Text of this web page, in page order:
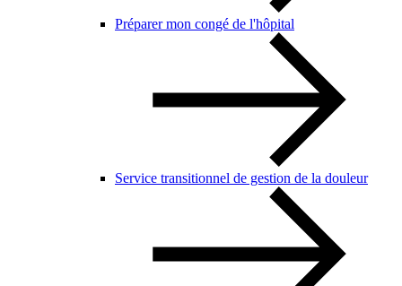
Préparer mon congé de l'hôpital
Service transitionnel de gestion de la douleur